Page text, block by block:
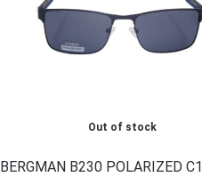
Out of stock
BERGMAN B230 POLARIZED C1